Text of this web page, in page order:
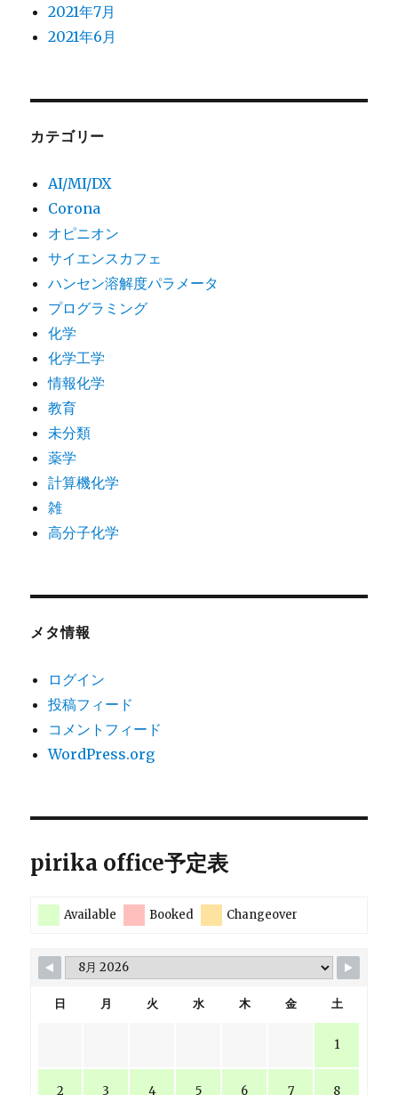
2021年7月
2021年6月
カテゴリー
AI/MI/DX
Corona
オピニオン
サイエンスカフェ
ハンセン溶解度パラメータ
プログラミング
化学
化学工学
情報化学
教育
未分類
薬学
計算機化学
雑
高分子化学
メタ情報
ログイン
投稿フィード
コメントフィード
WordPress.org
pirika office予定表
Available Booked Changeover
日 月 火 水 木 金 土
1
2 3 4 5 6 7 8